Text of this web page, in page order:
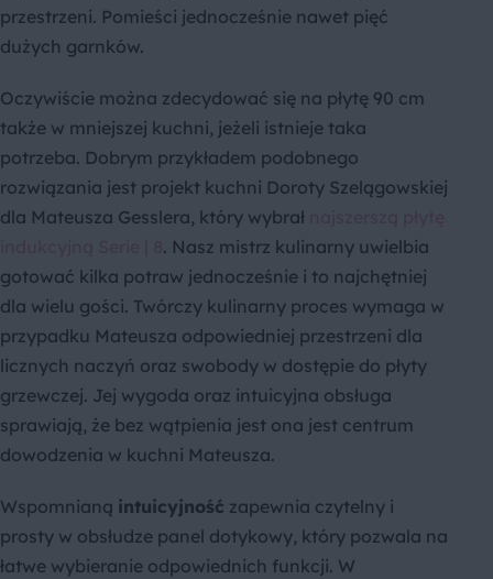
przestrzeni. Pomieści jednocześnie nawet pięć
dużych garnków.
Oczywiście można zdecydować się na płytę 90 cm
także w mniejszej kuchni, jeżeli istnieje taka
potrzeba. Dobrym przykładem podobnego
rozwiązania jest projekt kuchni Doroty Szelągowskiej
dla Mateusza Gesslera, który wybrał
. Nasz mistrz kulinarny uwielbia
gotować kilka potraw jednocześnie i to najchętniej
dla wielu gości. Twórczy kulinarny proces wymaga w
przypadku Mateusza odpowiedniej przestrzeni dla
licznych naczyń oraz swobody w dostępie do płyty
grzewczej. Jej wygoda oraz intuicyjna obsługa
sprawiają, że bez wątpienia jest ona jest centrum
dowodzenia w kuchni Mateusza.
Wspomnianą intuicyjność zapewnia czytelny i
prosty w obsłudze panel dotykowy, który pozwala na
łatwe wybieranie odpowiednich funkcji. W